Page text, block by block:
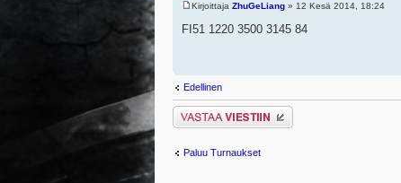
Kirjoittaja ZhuGeLiang » 12 Kesä 2014, 18:24
FI51 1220 3500 3145 84
Edellinen
Lähetä vastaus
Paluu Turnaukset